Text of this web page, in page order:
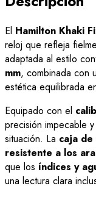
El Hamilton Khaki
reloj que refleja
adaptada al estilo
mm, combinada con
estética equilibrada
Equipado con el
precisión impecable
situación. La caja
resistente a los
que los índices y
una lectura clara